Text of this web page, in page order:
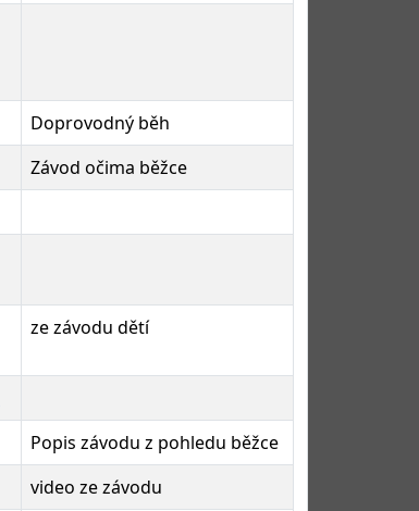
Doprovodný běh
Závod očima běžce
ze závodu dětí
Popis závodu z pohledu běžce
video ze závodu